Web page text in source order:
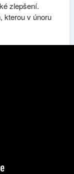
zlepšení.
kterou v únoru